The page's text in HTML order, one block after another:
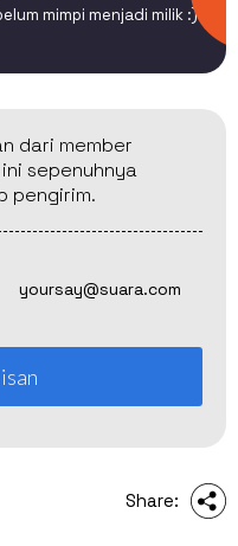
mimpi menjadi milik :)
dari member
sepenuhnya
pengirim.
yoursay@suara.com
Share: